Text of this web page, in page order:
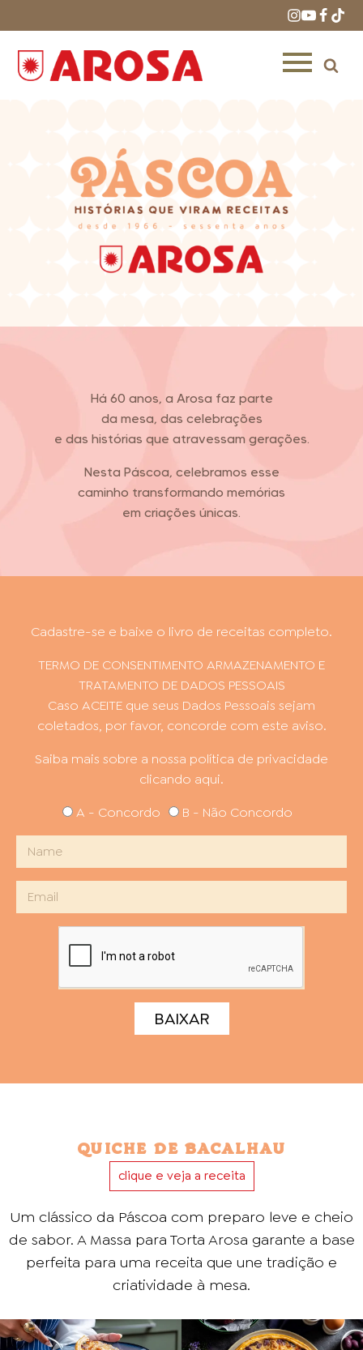
HOME RECEITAS PRODUTOS
FOOD SERVICE EMPRESA AGENDA DE CURSOS
Há 60 anos, a Arosa faz parte
da mesa, das celebrações
e das histórias que atravessam gerações.
Nesta Páscoa, celebramos esse
caminho transformando memórias
em criações únicas.
Cadastre-se e baixe o livro de receitas completo.
TERMO DE CONSENTIMENTO ARMAZENAMENTO E
TRATAMENTO DE DADOS PESSOAIS
Caso ACEITE que seus Dados Pessoais sejam
coletados, por favor, concorde com este aviso.
Saiba mais sobre a nossa política de privacidade
clicando aqui.
A - Concordo
B - Não Concordo
BAIXAR
QUICHE DE BACALHAU
clique e veja a receita
Um clássico da Páscoa com preparo leve e cheio
de sabor. A Massa para Torta Arosa garante a base
perfeita para uma receita que une tradição e
criatividade à mesa.